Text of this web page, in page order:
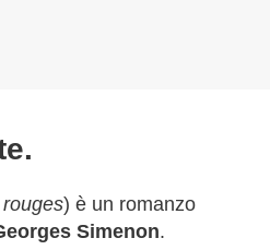
) è un romanzo
Simenon.